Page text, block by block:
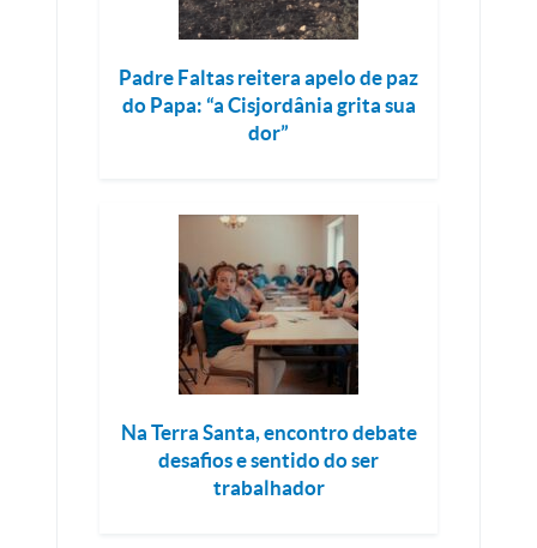
Padre Faltas reitera apelo de paz
do Papa: “a Cisjordânia grita sua
dor”
Na Terra Santa, encontro debate
desafios e sentido do ser
trabalhador